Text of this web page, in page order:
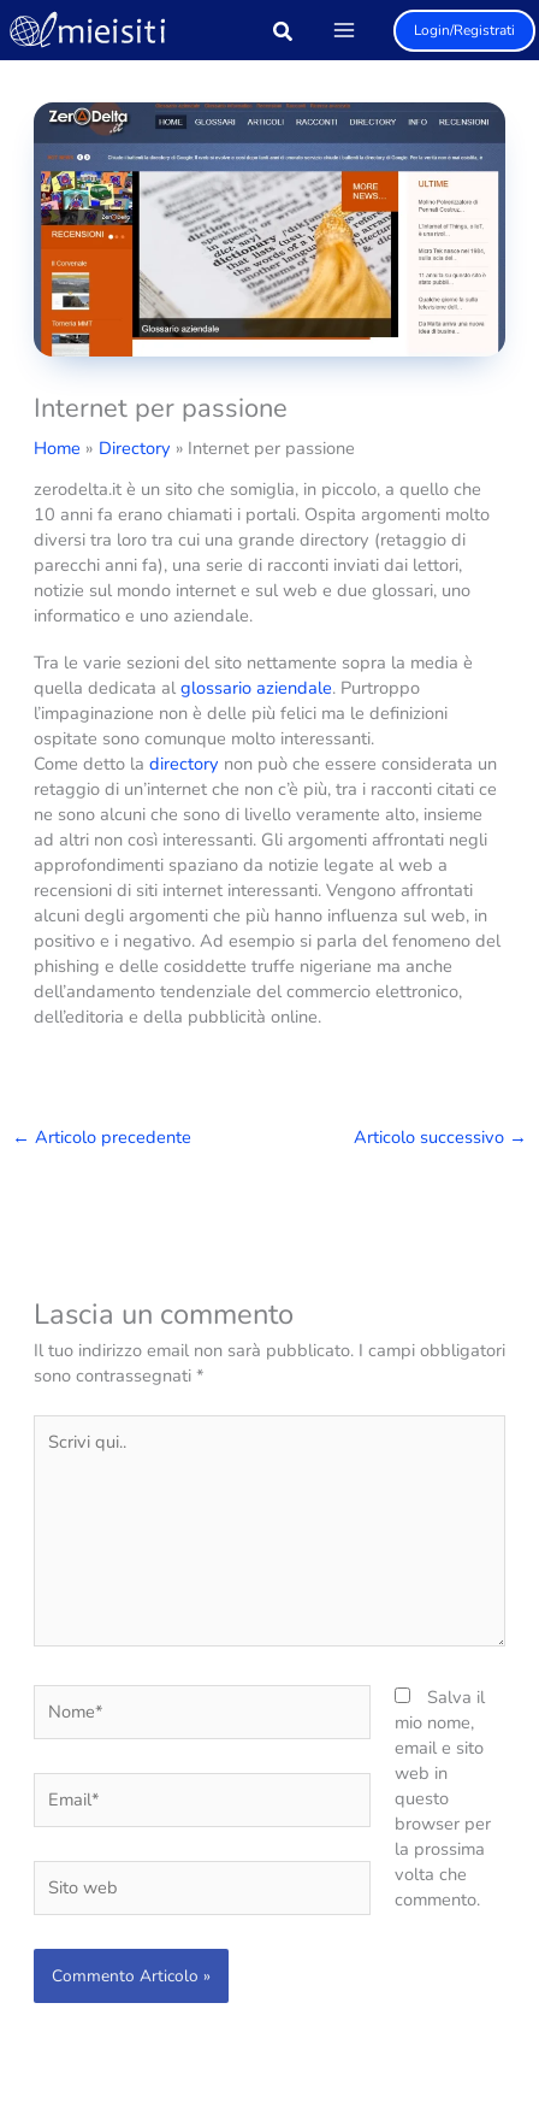
Vai
al
contenuto
Login/Registrati
Internet per passione
Home Directory
Internet per passione
zerodelta.it è un sito che somiglia, in piccolo, a quello che
10 anni fa erano chiamati i portali. Ospita argomenti molto
diversi tra loro tra cui una grande directory (retaggio di
parecchi anni fa), una serie di racconti inviati dai lettori,
notizie sul mondo internet e sul web e due glossari, uno
informatico e uno aziendale.
Tra le varie sezioni del sito nettamente sopra la media è
quella dedicata al glossario aziendale. Purtroppo
l’impaginazione non è delle più felici ma le definizioni
ospitate sono comunque molto interessanti.
Come detto la directory non può che essere considerata un
retaggio di un’internet che non c’è più, tra i racconti citati ce
ne sono alcuni che sono di livello veramente alto, insieme
ad altri non così interessanti. Gli argomenti affrontati negli
approfondimenti spaziano da notizie legate al web a
recensioni di siti internet interessanti. Vengono affrontati
alcuni degli argomenti che più hanno influenza sul web, in
positivo e i negativo. Ad esempio si parla del fenomeno del
phishing e delle cosiddette truffe nigeriane ma anche
dell’andamento tendenziale del commercio elettronico,
dell’editoria e della pubblicità online.
← Articolo precedente Articolo successivo →
Lascia un commento
Il tuo indirizzo email non sarà pubblicato. I campi obbligatori
sono contrassegnati *
qui..
web
Salva il
mio nome,
email e sito
web in
questo
browser per
la prossima
volta che
commento.